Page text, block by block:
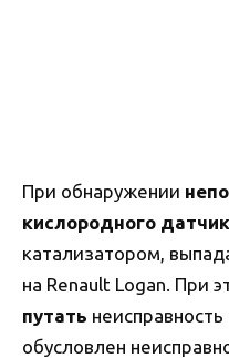
При обнаружении
кислородного
катализатором,
на Renault Logan. При
путать неисправность
обусловлен